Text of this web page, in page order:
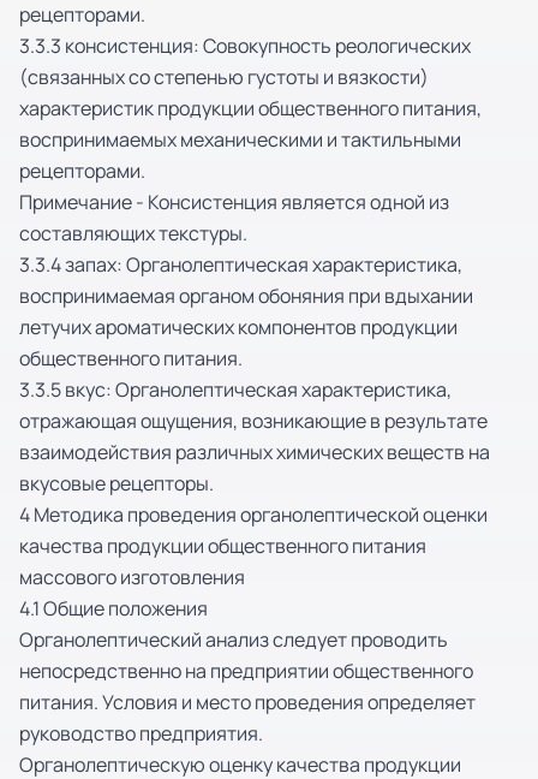
рецепторами.
3.3.3 консистенция: Совокупность реологических
(связанных со степенью густоты и вязкости)
характеристик продукции общественного питания,
воспринимаемых механическими и тактильными
рецепторами.
Примечание - Консистенция является одной из
составляющих текстуры.
3.3.4 запах: Органолептическая характеристика,
воспринимаемая органом обоняния при вдыхании
летучих ароматических компонентов продукции
общественного питания.
3.3.5 вкус: Органолептическая характеристика,
отражающая ощущения, возникающие в результате
взаимодействия различных химических веществ на
вкусовые рецепторы.
4 Методика проведения органолептической оценки
качества продукции общественного питания
массового изготовления
4.1 Общие положения
Органолептический анализ следует проводить
непосредственно на предприятии общественного
питания. Условия и место проведения определяет
руководство предприятия.
Органолептическую оценку качества продукции